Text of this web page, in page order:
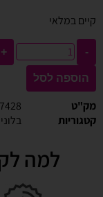
קיים במלאי
-
+
הוספה לסל
מק"ט
קטגוריות
למה